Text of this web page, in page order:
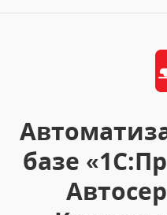
базе